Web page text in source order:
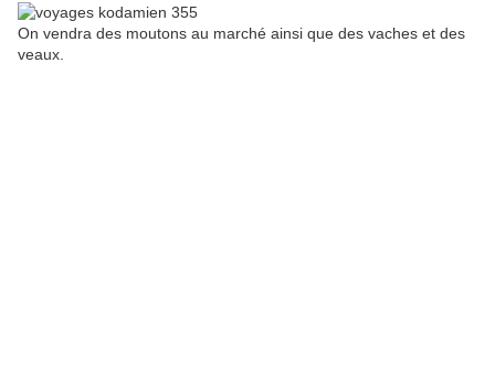
On vendra des moutons au marché ainsi que des vaches et des
veaux.